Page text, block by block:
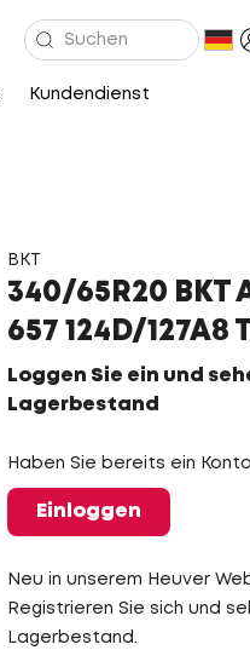
Kundendienst
BKT
340/65R20 BKT
657 124D/127A8
Loggen Sie ein und
Lagerbestand
Haben Sie bereits ein
Einloggen
Neu in unserem Heuver
Registrieren Sie sich und
Lagerbestand.